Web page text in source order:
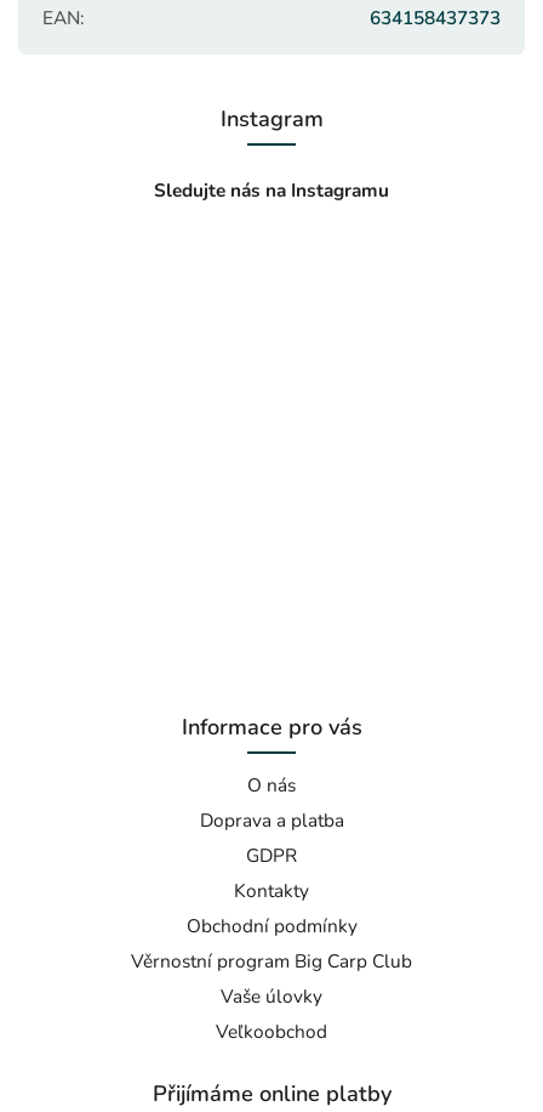
EAN: 634158437373
Instagram
Sledujte nás na Instagramu
Informace pro vás
O nás
Doprava a platba
GDPR
Kontakty
Obchodní podmínky
Věrnostní program Big Carp Club
Vaše úlovky
Veľkoobchod
Přijímáme online platby